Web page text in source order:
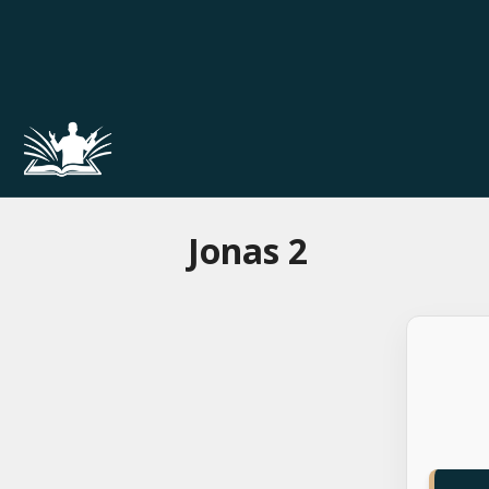
Jonas 2